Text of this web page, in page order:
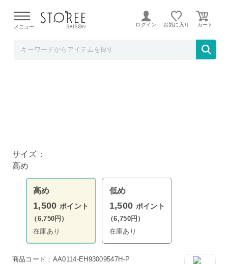
よる配送遅延が発生しております。
メニュー ログイン お気に入り
西川 睡眠博士 首・肩フィット まくら 高め
サイズ：
高め
高め
1,500 ポイント
（6,750円）
在庫あり
低め
1,500 ポイント
（6,750円）
在庫あり
商品コード：AA0114-EH93009547H-P